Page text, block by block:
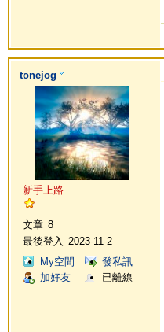
tonejog
新手上路
文章 8
最後登入
2023-11-2
My空間
發私訊
加好友
已離線